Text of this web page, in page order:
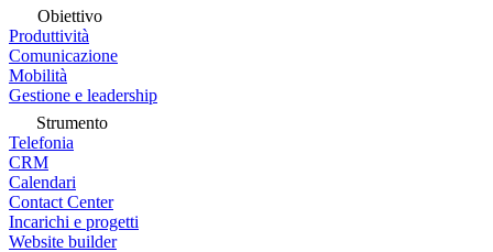
Obiettivo
Produttività
Comunicazione
Mobilità
Gestione e leadership
Strumento
Telefonia
CRM
Calendari
Contact Center
Incarichi e progetti
Website builder